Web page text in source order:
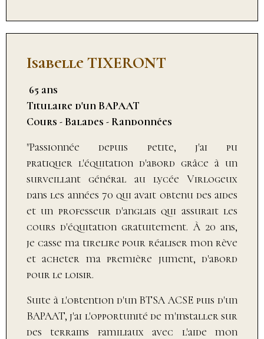
Isabelle TIXERONT
65 ans
Titulaire d'un BAPAAT
Cours - Balades - Randonnées
"Passionnée depuis petite, j'ai pu
pratiquer l'équitation d'abord grâce à un
surveillant général au lycée Virlogeux
dans les années 70 qui avait obtenu des aides
et un professeur d'anglais qui assurait les
cours d'équitation gratuitement. À 20 ans,
je casse ma tirelire pour réaliser mon rève
et acheter ma première jument, d'abord
pour le loisir.
Suite à l'obtention d'un BTSA ACSE puis d'un
BAPAAT, j'ai l'opportunité de m'installer sur
des terrains familiaux avec l'aide mon